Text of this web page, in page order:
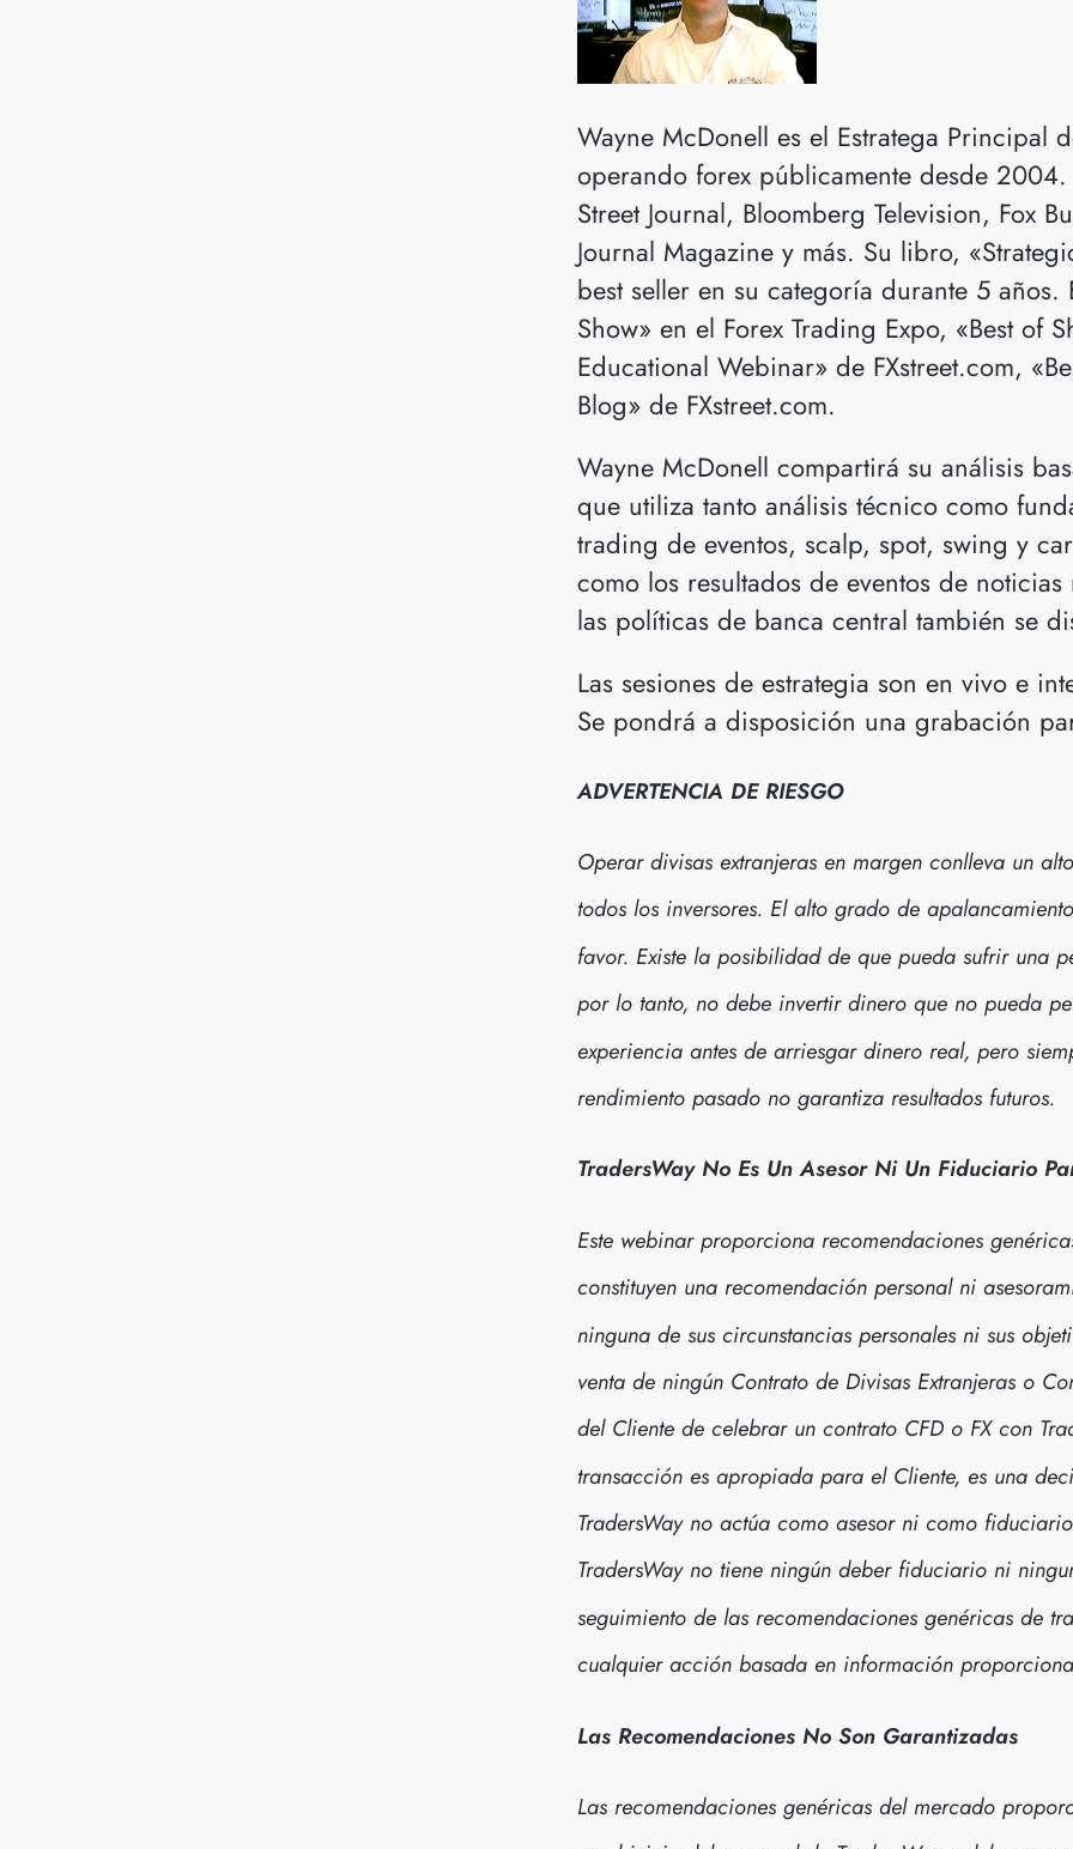
Wayne McDonell es el Estratega Principal
operando forex públicamente desde
Street Journal, Bloomberg Television, Fox
Journal Magazine y más. Su libro,
best seller en su categoría durante 5
Show» en el Forex Trading Expo, «Best of
Educational Webinar» de FXstreet.com,
Blog» de FXstreet.com.
Wayne McDonell compartirá su análisis
que utiliza tanto análisis técnico como
trading de eventos, scalp, spot, swing y
como los resultados de eventos de
las políticas de banca central también se
Las sesiones de estrategia son en vivo e
Se pondrá a disposición una grabación
ADVERTENCIA DE RIESGO
Operar divisas extranjeras en margen conlleva un
todos los inversores. El alto grado de
favor. Existe la posibilidad de que pueda sufrir una
por lo tanto, no debe invertir dinero que no pueda
experiencia antes de arriesgar dinero real, pero
rendimiento pasado no garantiza resultados futuros.
TradersWay No Es Un Asesor Ni Un Fiduciario
Este webinar proporciona recomendaciones
constituyen una recomendación personal ni
ninguna de sus circunstancias personales ni sus
venta de ningún Contrato de Divisas Extranjeras o
del Cliente de celebrar un contrato CFD o FX con
transacción es apropiada para el Cliente, es una
TradersWay no actúa como asesor ni como
TradersWay no tiene ningún deber fiduciario ni
seguimiento de las recomendaciones genéricas de
cualquier acción basada en información
Las Recomendaciones No Son Garantizadas
Las recomendaciones genéricas del mercado